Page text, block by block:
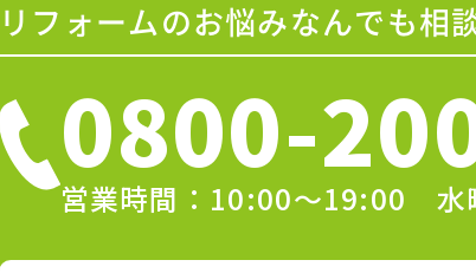
リフォームのお悩みなんでも相
0800-
営業時間：10:00〜19:00 水